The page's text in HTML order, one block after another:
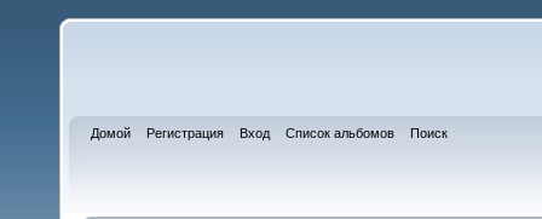
Домой Регистрация Вход Список альбомов Поиск